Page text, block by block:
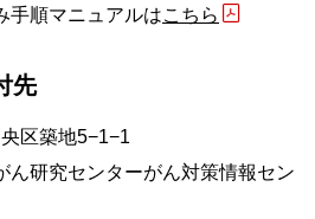
手順マニュアルはこちら
先
区築地5−1−1
ん研究センターがん対策情報セン